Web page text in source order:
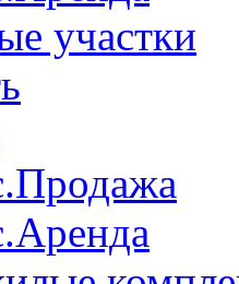
участки